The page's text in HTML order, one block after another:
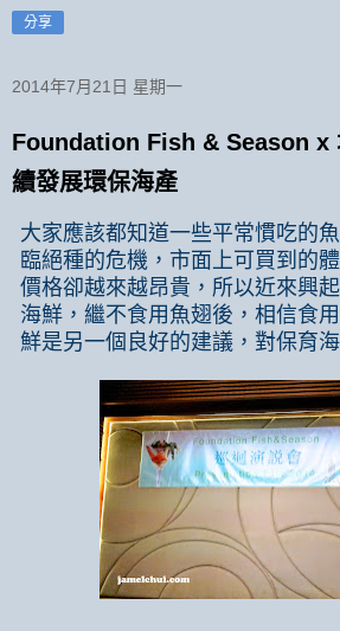
分享
2014年7月21日 星期一
Foundation Fish & Season x
續發展環保海產
大家應該都知道一些平常慣吃的
臨絕種的危機，市面上可買到的
價格卻越來越昂貴，所以近來興
海鮮，繼不食用魚翅後，相信食
鮮是另一個 良好的建議，對保育